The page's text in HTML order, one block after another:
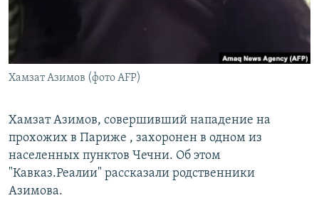
Все сайты РСЕ/РС
Хамзат Азимов (фото AFP)
Хамзат Азимов, совершивший нападение на
прохожих в Париже , захоронен в одном из
населенных пунктов Чечни. Об этом
"Кавказ.Реалии" рассказали родственники
Азимова.